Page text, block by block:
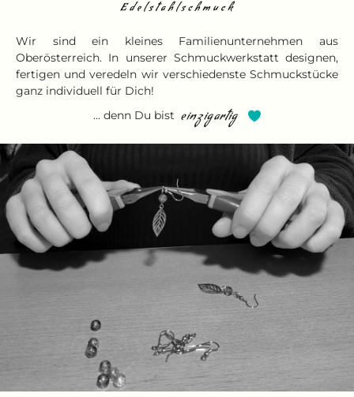
Wir sind ein kleines Familienunternehmen aus
Oberösterreich. In unserer Schmuckwerkstatt designen,
fertigen und veredeln wir verschiedenste Schmuckstücke
ganz individuell für Dich!
... denn Du bisteinzigartig